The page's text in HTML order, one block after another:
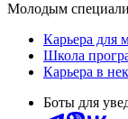
Молодым
Карьера для
Школа
Карьера в
Боты для